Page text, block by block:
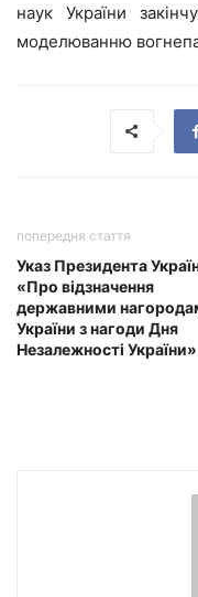
наук України
моделюванню
попередня стаття
Указ Президента
«Про відзначення
державними
України з нагоди Дня
Незалежності України»